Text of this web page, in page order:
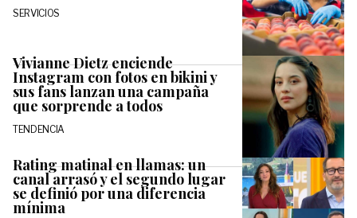
SERVICIOS
Vivianne Dietz enciende
Instagram con fotos en bikini y
sus fans lanzan una campaña
que sorprende a todos
TENDENCIA
Rating matinal en llamas: un
canal arrasó y el segundo lugar
se definió por una diferencia
mínima